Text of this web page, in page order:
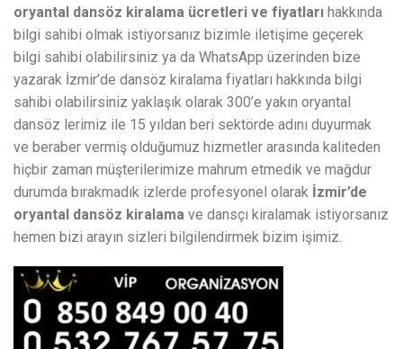
oryantal dansöz kiralama ücretleri ve fiyatları hakkında
bilgi sahibi olmak istiyorsanız bizimle iletişime geçerek
bilgi sahibi olabilirsiniz ya da WhatsApp üzerinden bize
yazarak İzmir’de dansöz kiralama fiyatları hakkında bilgi
sahibi olabilirsiniz yaklaşık olarak 300’e yakın oryantal
dansöz lerimiz ile 15 yıldan beri sektörde adını duyurmak
ve beraber vermiş olduğumuz hizmetler arasında kaliteden
hiçbir zaman müşterilerimize mahrum etmedik ve mağdur
durumda bırakmadık izlerde profesyonel olarak İzmir’de
oryantal dansöz kiralama ve dansçı kiralamak istiyorsanız
hemen bizi arayın sizleri bilgilendirmek bizim işimiz.